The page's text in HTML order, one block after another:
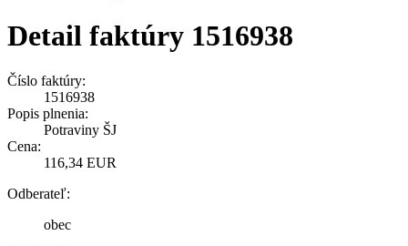
Detail faktúry 1516938
Číslo faktúry:
1516938
Popis plnenia:
Potraviny ŠJ
Cena:
116,34 EUR
Odberateľ:
obec